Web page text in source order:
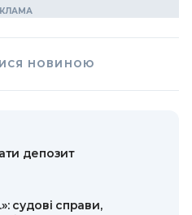
НОВИНОЮ
депозит
судові справи,